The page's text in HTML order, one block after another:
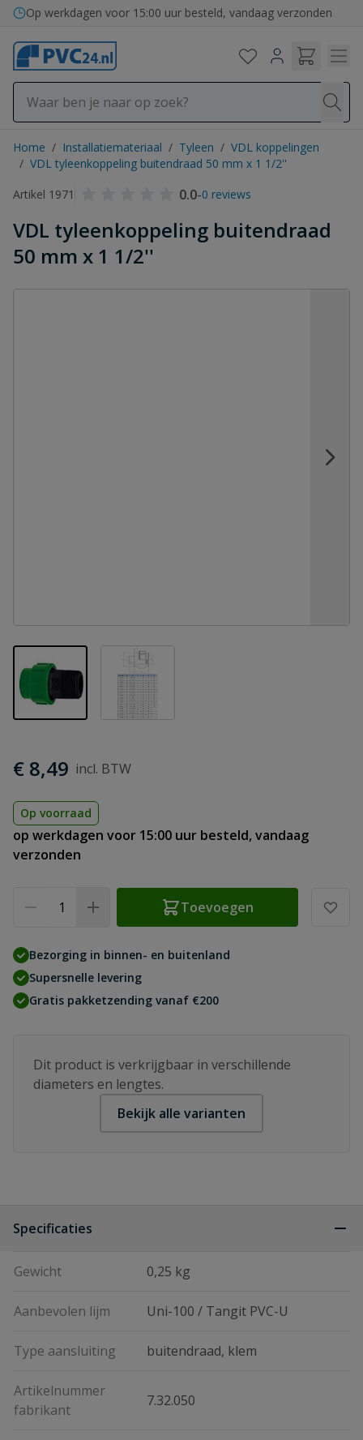
Ga naar de inhoud
Op werkdagen voor 15:00 uur besteld, vandaag verzonden
Home / Installatiemateriaal / Tyleen / VDL koppelingen
/ VDL tyleenkoppeling buitendraad 50 mm x 1 1/2''
Artikel 1971
0.0-0 reviews
VDL tyleenkoppeling buitendraad
50 mm x 1 1/2''
View larger imageView larger image
€ 8,49
Op voorraad
op werkdagen voor 15:00 uur besteld, vandaag
verzonden
Toevoegen
Bezorging in binnen- en buitenland
Supersnelle levering
Gratis pakketzending vanaf €200
Dit product is verkrijgbaar in verschillende
diameters en lengtes.
Bekijk alle varianten
Specificaties
Gewicht 0,25 kg
Aanbevolen lijm Uni-100 / Tangit PVC-U
Type aansluiting buitendraad, klem
Artikelnummer
fabrikant
7.32.050